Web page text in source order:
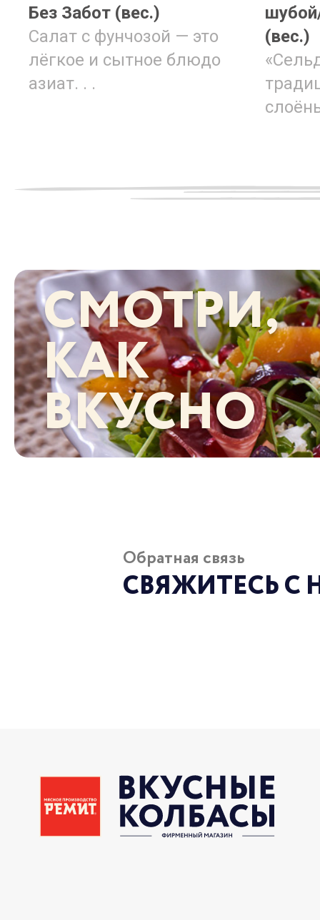
Без Забот (вес.)
Салат с фунчозой — это
лёгкое и сытное блюдо
азиат. . .
(вес.)
СМОТРИ,
КАК
ВКУСНО
Обратная связь
СВЯЖИТЕСЬ С